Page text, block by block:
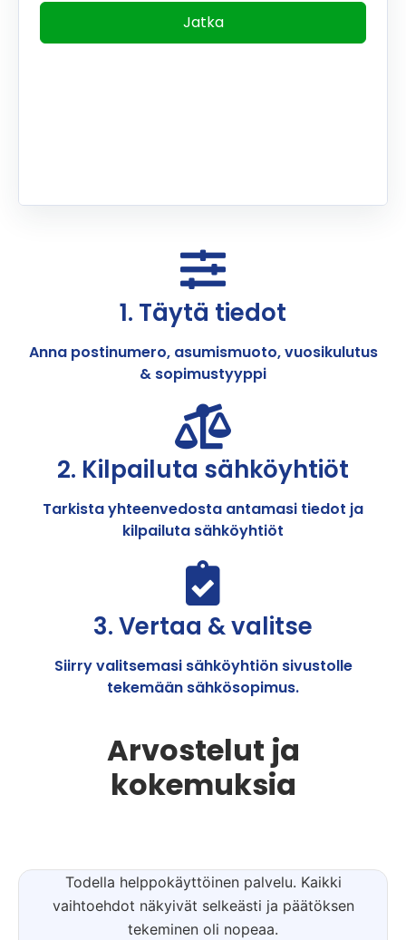
Jatka
1. Täytä tiedot
Anna postinumero, asumismuoto, vuosikulutus
& sopimustyyppi
2. Kilpailuta sähköyhtiöt
Tarkista yhteenvedosta antamasi tiedot ja
kilpailuta sähköyhtiöt
3. Vertaa & valitse
Siirry valitsemasi sähköyhtiön sivustolle
tekemään sähkösopimus.
Arvostelut ja
kokemuksia
Todella helppokäyttöinen palvelu. Kaikki
vaihtoehdot näkyivät selkeästi ja päätöksen
tekeminen oli nopeaa.